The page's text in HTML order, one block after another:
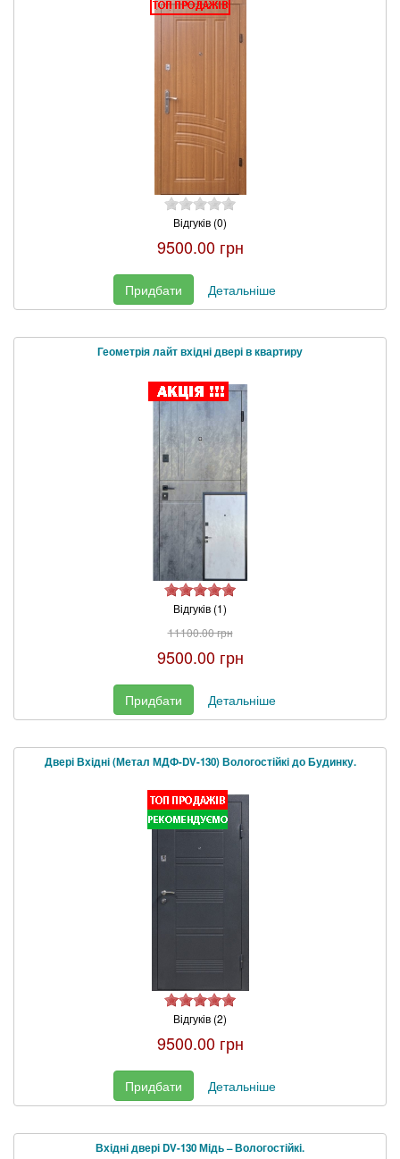
Відгуків (0)
9500.00 грн
Придбати Детальніше
Геометрія лайт вхідні двері в квартиру
Відгуків (1)
11100.00 грн
9500.00 грн
Придбати Детальніше
Двері Вхідні (Метал МДФ-DV-130) Вологостійкі до Будинку.
Відгуків (2)
9500.00 грн
Придбати Детальніше
Вхідні двері DV-130 Мідь – Вологостійкі.